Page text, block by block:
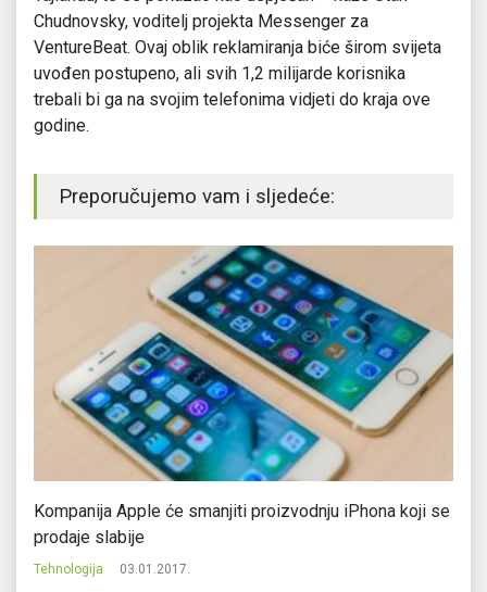
Chudnovsky, voditelj projekta Messenger za
VentureBeat. Ovaj oblik reklamiranja biće širom svijeta
uvođen postupeno, ali svih 1,2 milijarde korisnika
trebali bi ga na svojim telefonima vidjeti do kraja ove
godine.
Preporučujemo vam i sljedeće:
Kompanija Apple će smanjiti proizvodnju iPhona koji se
prodaje slabije
Tehnologija 03.01.2017.